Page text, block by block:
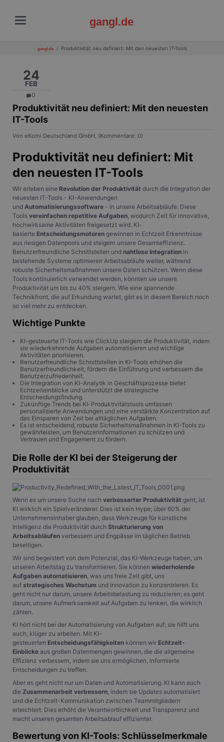
gangl.de
gangl.de Produktivität neu definiert: Mit den neuesten IT-Tools
24
FEB
0
Produktivität neu definiert: Mit den neuesten
IT-Tools
Von eKomi Deutschland GmbH, (Kommentare: 0)
Produktivität neu definiert: Mit
den neuesten IT-Tools
Wir erleben eine Revolution der Produktivität durch die Integration der
neuesten IT-Tools - KI-Anwendungen
und Automatisierungssoftware- in unsere Arbeitsabläufe. Diese
Tools vereinfachen repetitive Aufgaben, wodurch Zeit für innovative,
hochwirksame Aktivitäten freigesetzt wird. KI-
basierte Entscheidungsmotorengewinnen in Echtzeit Erkenntnisse
aus riesigen Datenpools und steigern unsere Gesamteffizienz.
Benutzerfreundliche Schnittstellen und nahtlose Integrationin
bestehende Systeme optimieren Arbeitsabläufe weiter, während
robuste Sicherheitsmaßnahmen unsere Daten schützen. Wenn diese
Tools kontinuierlich verwendet werden, könnten sie unsere
Produktivität um bis zu 40% steigern. Wie eine spannende
Technikfront, die auf Erkundung wartet, gibt es in diesem Bereich noch
so viel mehr zu entdecken.
Wichtige Punkte
KI-gesteuerte IT-Tools wie ClickUp steigern die Produktivität, indem
sie wiederkehrende Aufgaben automatisieren und wichtige
Aktivitäten priorisieren.
Benutzerfreundliche Schnittstellen in KI-Tools erhöhen die
Benutzerfreundlichkeit, fördern die Einführung und verbessern die
Benutzerzufriedenheit.
Die Integration von KI-Analytik in Geschäftsprozesse bietet
Echtzeiteinblicke und unterstützt die strategische
Entscheidungsfindung.
Zukünftige Trends bei KI-Produktivitätstools umfassen
personalisierte Anwendungen und eine verstärkte Konzentration auf
das Einsparen von Zeit bei alltäglichen Aufgaben.
Es ist entscheidend, robuste Sicherheitsmaßnahmen in KI-Tools zu
gewährleisten, um Benutzerinformationen zu schützen und
Vertrauen und Engagement zu fördern.
Die Rolle der KI bei der Steigerung der
Produktivität
Wenn es um unsere Suche nach verbesserter Produktivität geht, ist
KI wirklich ein Spielveränderer. Dies ist kein Hype; über 60% der
Unternehmensinhaber glauben, dass Werkzeuge für künstliche
Intelligenz die Produktivität durch Strukturierung von
Arbeitsabläufenverbessern und Engpässe im täglichen Betrieb
beseitigen.
Wir sind begeistert von dem Potenzial, das KI-Werkzeuge haben, um
unseren Arbeitstag zu transformieren. Sie können wiederholende
Aufgaben automatisieren, was uns freie Zeit gibt, uns
auf strategisches Wachstum und Innovation zu konzentrieren. Es
geht nicht nur darum, unsere Arbeitsbelastung zu reduzieren; es geht
darum, unsere Aufmerksamkeit auf Aufgaben zu lenken, die wirklich
zählen.
KI hört nicht bei der Automatisierung von Aufgaben auf; sie hilft uns
auch, klüger zu arbeiten. Mit KI-
gesteuerten Entscheidungsfähigkeitenkönnen wir Echtzeit-
Einblickeaus großen Datenmengen gewinnen, die die allgemeine
Effizienz verbessern, indem sie uns ermöglichen, informierte
Entscheidungen zu treffen.
Aber es geht nicht nur um Daten und Automatisierung. KI kann auch
die Zusammenarbeit verbessern, indem sie Updates automatisiert
und die Echtzeit-Kommunikation zwischen Teammitgliedern
erleichtert. Dies erhöht die Verantwortlichkeit und Transparenz und
macht unseren gesamten Arbeitsablauf effizienter.
Bewertung von KI-Tools: Schlüsselmerkmale